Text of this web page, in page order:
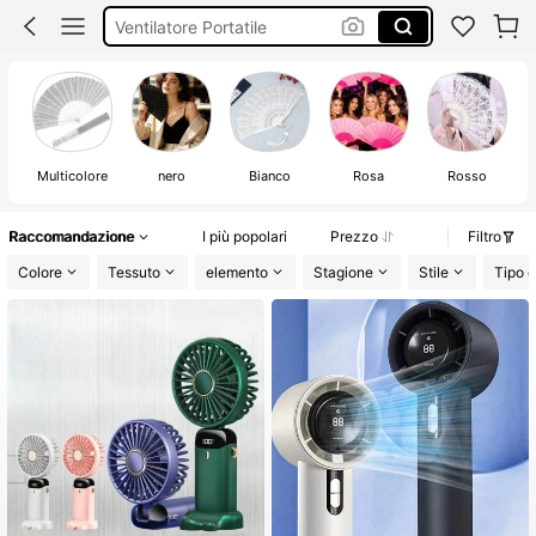
Ventagli Per Matrimonio
Ventaglio
Multicolore nero Bianco Rosa Rosso
Raccomandazione I più popolari Prezzo
Filtro
Colore
Tessuto elemento Stagione Stile Tipo